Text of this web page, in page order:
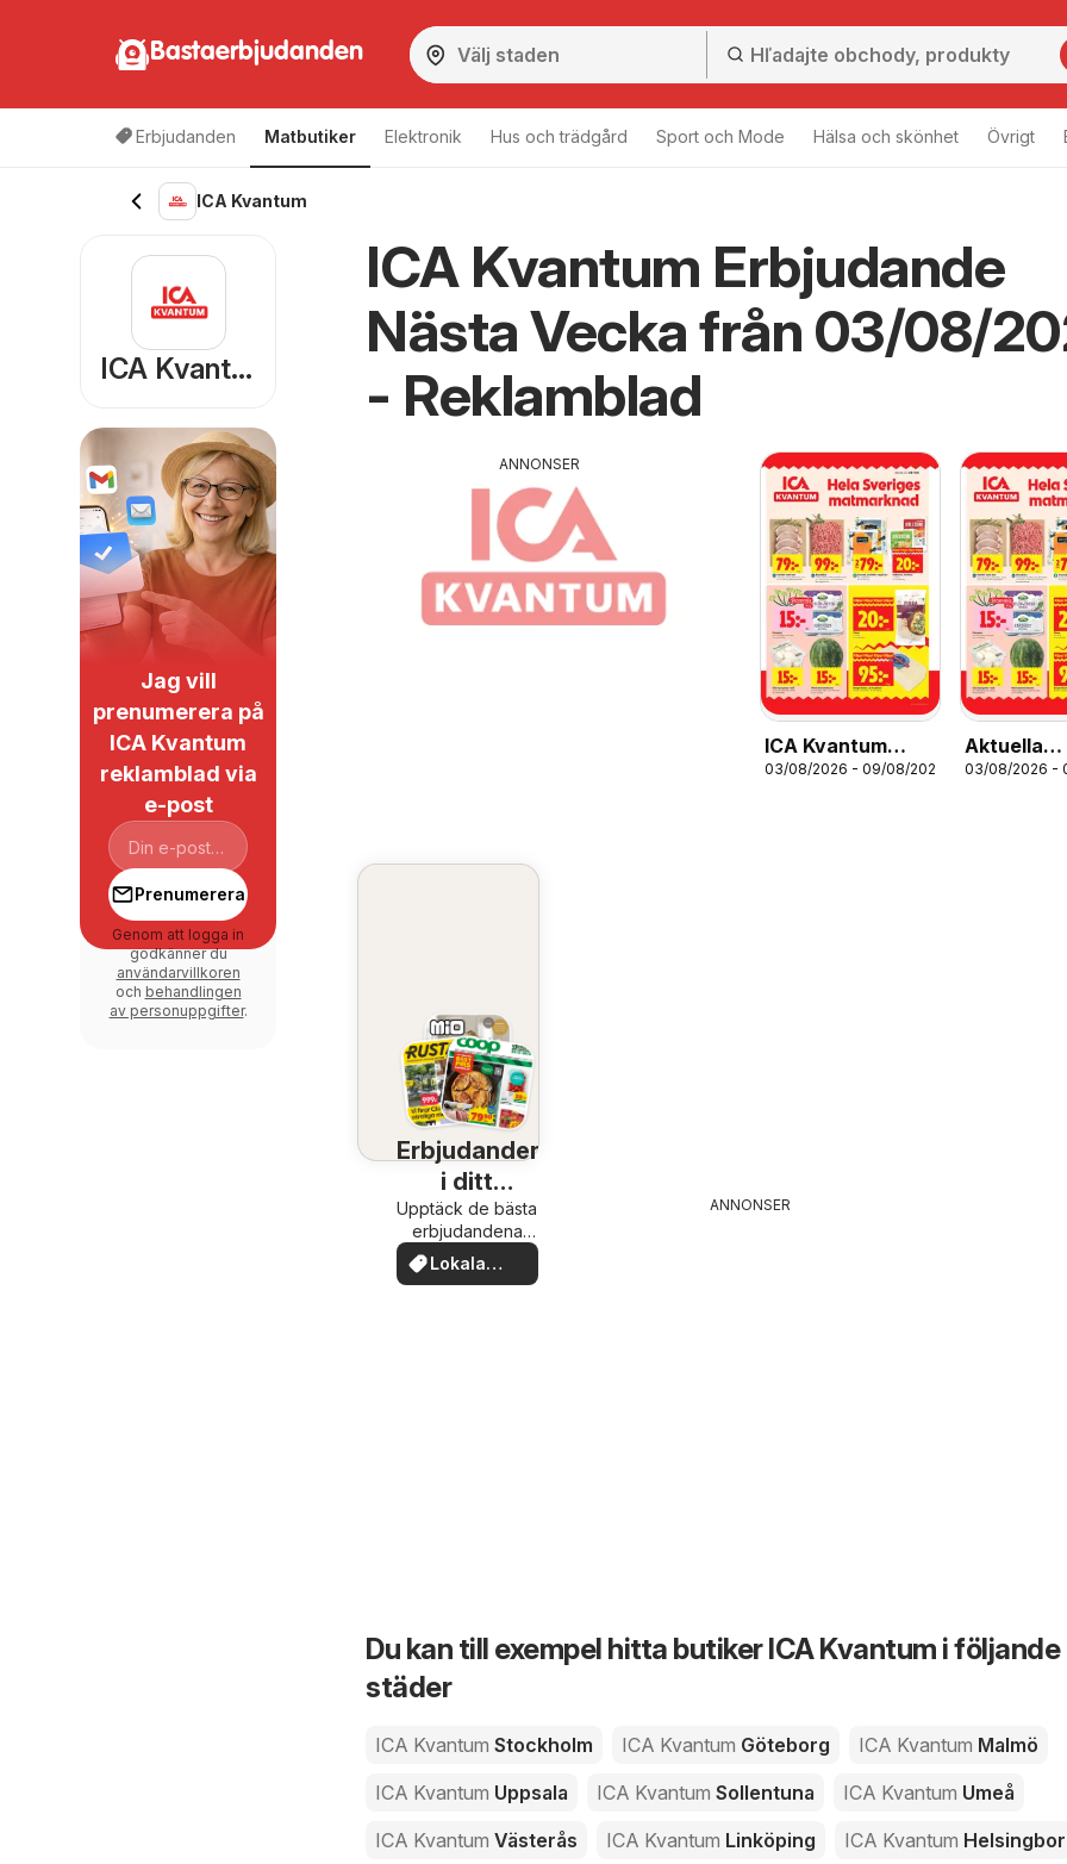
Bastaerbjudanden
Erbjudanden Matbutiker Elektronik Hus och trädgård Sport och Mode Hälsa och skönhet Övrigt
ICA Kvantum
ICA Kvantum Erbjudande
Nästa Vecka från 03/08/
- Reklamblad
ANNONSER
ICA Kvantum
erbjudanden
03/08/2026 - 09/08/2026
Aktuella
03/08/2026 -
Erbjudanden
i ditt
område
Upptäck de bästa
erbjudandena
nära dig
Lokala
erbjudanden
ANNONSER
Du kan till exempel hitta butiker ICA Kvantum i följande
städer
ICA Kvantum Stockholm ICA Kvantum Göteborg ICA Kvantum Malmö
ICA Kvantum Uppsala ICA Kvantum Sollentuna ICA Kvantum Umeå
ICA Kvantum Västerås ICA Kvantum Linköping ICA Kvantum
ICA Kvantum
Jag vill
prenumerera på
ICA Kvantum
reklamblad via
e-post
Prenumerera
Genom att logga in
godkänner du
användarvillkoren
och behandlingen
av personuppgifter.